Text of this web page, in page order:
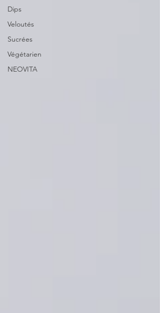
Dips
Veloutés
Sucrées
Végétarien
NEOVITA